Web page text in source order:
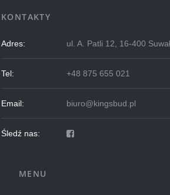
KONTAKTY
Adres: ul. A. Patli 12, 16-400
Tel: +48 875 655 021
Email: biuro@kingsbud.pl
Śledź nas:
MENU